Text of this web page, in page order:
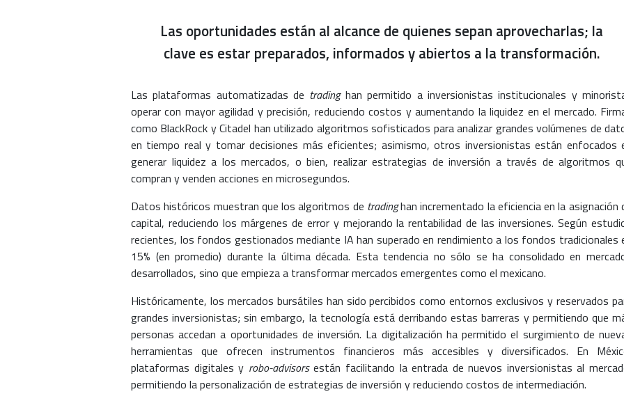
Las oportunidades están al alcance de quienes sepan aprovecharlas; la
clave es estar preparados, informados y abiertos a la transformación.
Las plataformas automatizadas de tradinghan permitido a inversionistas institucionales y
operar con mayor agilidad y precisión, reduciendo costos y aumentando la liquidez en el mercado.
como BlackRock y Citadel han utilizado algoritmos sofisticados para analizar grandes volúmenes de
en tiempo real y tomar decisiones más eficientes; asimismo, otros inversionistas están enfocados
generar liquidez a los mercados, o bien, realizar estrategias de inversión a través de algoritmos
compran y venden acciones en microsegundos.
Datos históricos muestran que los algoritmos de tradinghan incrementado la eficiencia en la asignación
capital, reduciendo los márgenes de error y mejorando la rentabilidad de las inversiones. Según
recientes, los fondos gestionados mediante IA han superado en rendimiento a los fondos tradicionales
15% (en promedio) durante la última década. Esta tendencia no sólo se ha consolidado en
desarrollados, sino que empieza a transformar mercados emergentes como el mexicano.
Históricamente, los mercados bursátiles han sido percibidos como entornos exclusivos y reservados
grandes inversionistas; sin embargo, la tecnología está derribando estas barreras y permitiendo que
personas accedan a oportunidades de inversión. La digitalización ha permitido el surgimiento de
herramientas que ofrecen instrumentos financieros más accesibles y diversificados. En
plataformas digitales y robo-advisorsestán facilitando la entrada de nuevos inversionistas al
permitiendo la personalización de estrategias de inversión y reduciendo costos de intermediación.